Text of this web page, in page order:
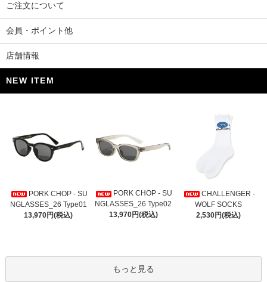
ご注文について
会員・ポイント他
店舗情報
NEW ITEM
PORK CHOP - SU
NGLASSES_26 Type01
13,970円(税込)
PORK CHOP - SU
NGLASSES_26 Type02
13,970円(税込)
CHALLENGER -
WOLF SOCKS
2,530円(税込)
もっと見る